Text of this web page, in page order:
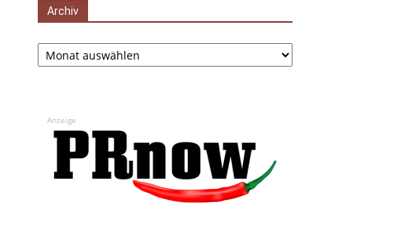
Archiv
Archiv
Anzeige